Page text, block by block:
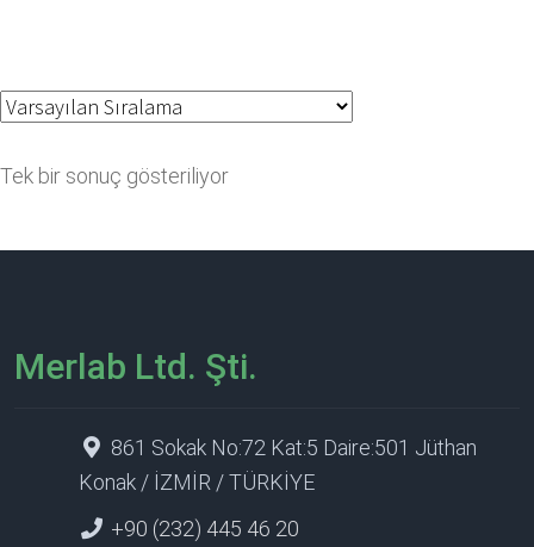
Tek bir sonuç gösteriliyor
Merlab Ltd. Şti.
861 Sokak No:72 Kat:5 Daire:501 Jüthan
Konak / İZMİR / TÜRKİYE
+90 (232) 445 46 20